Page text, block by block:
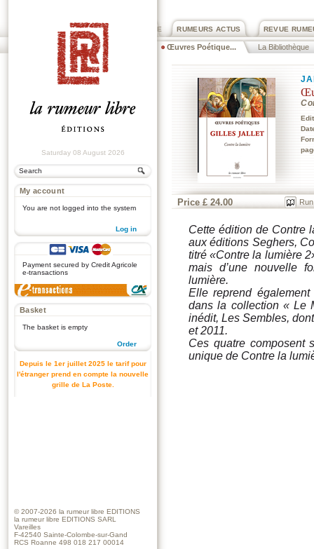
REVUE
RUMEURS ACTUS
PRIX ROGER DEXTRE
Œuvres Poétique... La Bibliothèque
Saturday 08 August 2026
My account
You are not logged into the system
Log in
Payment secured by Credit Agricole
e-transactions
Basket
The basket is empty
Order
Depuis le 1er juillet 2025 le tarif pour
l'étranger prend en compte la nouvelle
grille de La Poste.
Price £ 24.00
Cette édition de Contre
aux éditions Seghers,
titré «Contre la lumière 2
mais d’une nouvelle
lumière.
Elle reprend
dans la collection « Le
inédit, Les Sembles,
et 2011.
Ces quatre composent
unique de Contre la
© 2007-2026 la rumeur libre EDITIONS
la rumeur libre EDITIONS SARL
Vareilles
F-42540 Sainte-Colombe-sur-Gand
RCS Roanne 498 018 217 00014